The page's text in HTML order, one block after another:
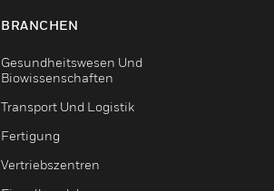
BRANCHEN
Gesundheitswesen Und
Biowissenschaften
Transport Und Logistik
Fertigung
Vertriebszentren